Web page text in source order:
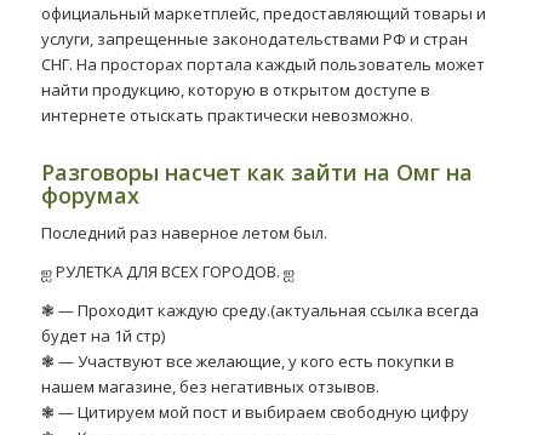
официальный маркетплейс, предоставляющий товары и
услуги, запрещенные законодательствами РФ и стран
СНГ. На просторах портала каждый пользователь может
найти продукцию, которую в открытом доступе в
интернете отыскать практически невозможно.
Разговоры насчет как зайти на Омг на
форумах
Последний раз наверное летом был.
ஐ РУЛЕТКА ДЛЯ ВСЕХ ГОРОДОВ. ஐ
❃ — Проходит каждую среду.(актуальная ссылка всегда
будет на 1й стр)
❃ — Участвуют все желающие, у кого есть покупки в
нашем магазине, без негативных отзывов.
❃ — Цитируем мой пост и выбираем свободную цифру